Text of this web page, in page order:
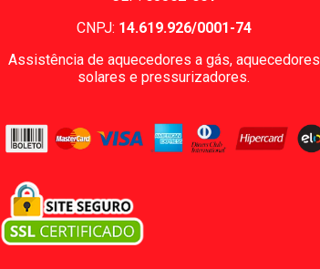
CNPJ: 14.619.926/0001-74
Assistência de aquecedores a gás, aquecedores
solares e pressurizadores.